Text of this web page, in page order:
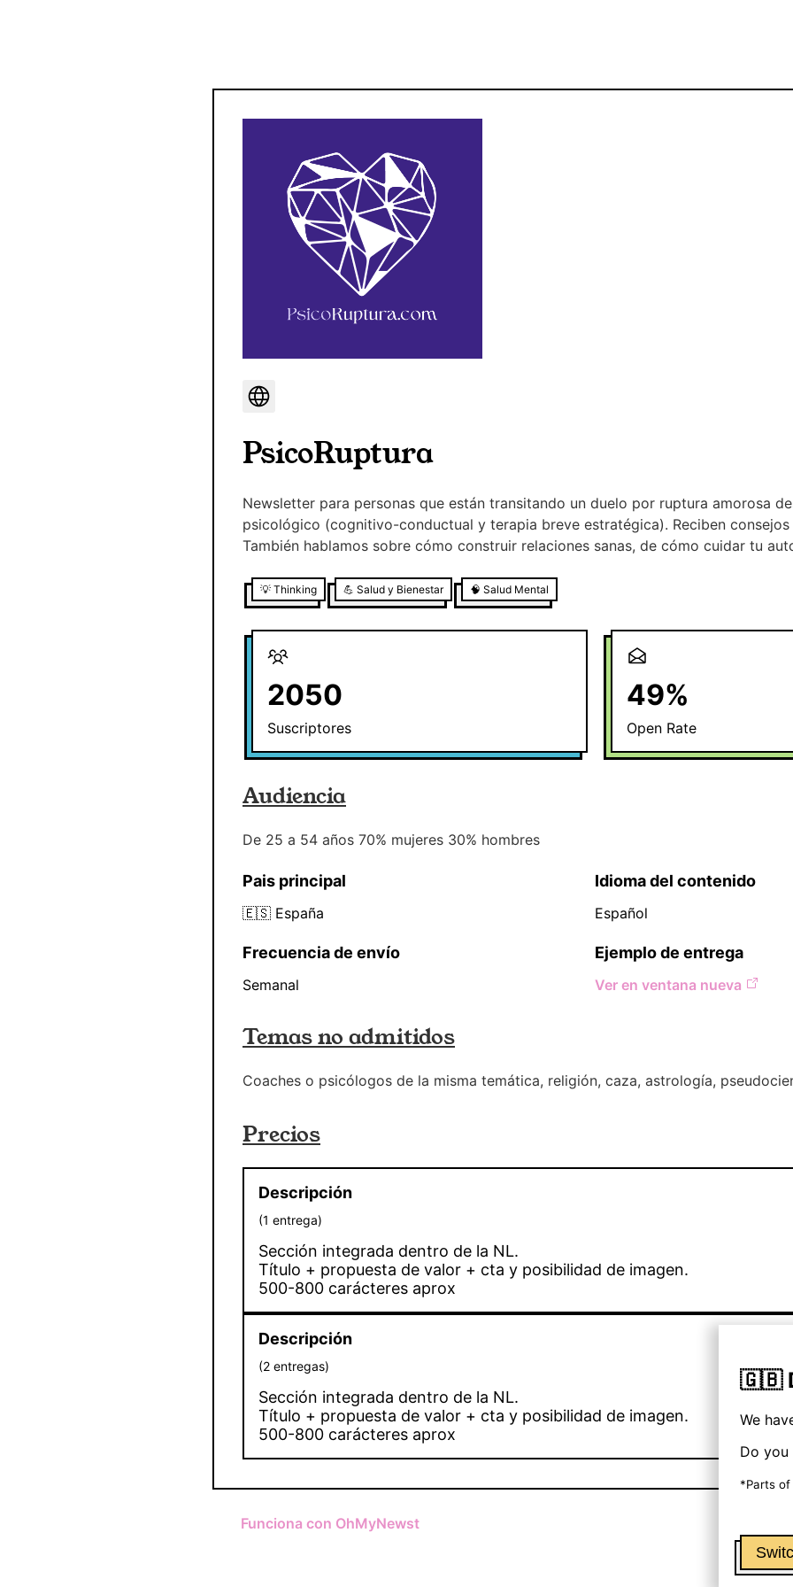
🇬🇧
We
Do you
*Parts
PsicoRuptura
Newsletter para personas que están transitando un duelo por ruptura amorosa
psicológico (cognitivo-conductual y terapia breve estratégica). Reciben consejos
También hablamos sobre cómo construir relaciones sanas, de cómo cuidar tu
💡 Thinking 💪 Salud y Bienestar 🧠 Salud Mental
2050
Suscriptores
49%
Open Rate
Audiencia
De 25 a 54 años 70% mujeres 30% hombres
Pais principal
🇪🇸 España
Idioma del contenido
Español
Frecuencia de envío
Semanal
Ejemplo de entrega
Ver en ventana nueva
Temas no admitidos
Coaches o psicólogos de la misma temática, religión, caza, astrología,
Precios
Descripción
(1 entrega)
Sección integrada dentro de la NL.
Título + propuesta de valor + cta y posibilidad de imagen.
500-800 carácteres aprox
Descripción
(2 entregas)
Sección integrada dentro de la NL.
Título + propuesta de valor + cta y posibilidad de imagen.
500-800 carácteres aprox
Funciona con OhMyNewst